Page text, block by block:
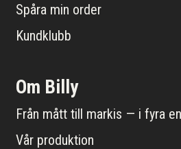
Spåra min order
Kundklubb
Om Billy
Från mått till markis — i fyra
Vår produktion